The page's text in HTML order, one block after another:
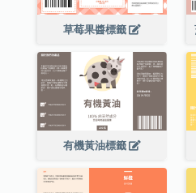
草莓果醬標籤
有機黃油標籤